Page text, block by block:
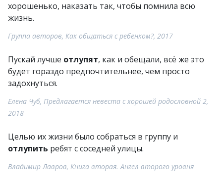
хорошенько, наказать так, чтобы помнила всю
жизнь.
Группа авторов, Как общаться с ребенком?, 2017
Пускай лучше отлупят, как и обещали, всё же это
будет гораздо предпочтительнее, чем просто
задохнуться.
Елена Чуб, Предлагается невеста с хорошей родословной 2,
2018
Целью их жизни было собраться в группу и
отлупить ребят с соседней улицы.
Владимир Лавров, Книга вторая. Ангел второго уровня